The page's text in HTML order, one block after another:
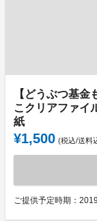
【どうぶつ基
こクリアファイ
紙
¥1,500 (税込/送料
ご提供予定時期：